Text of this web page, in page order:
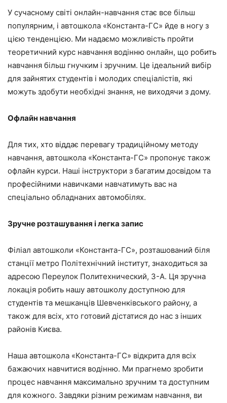
У сучасному світі онлайн-навчання стає все більш
популярним, і автошкола «Константа-ГС» йде в ногу з
цією тенденцією. Ми надаємо можливість пройти
теоретичний курс навчання водінню онлайн, що робить
навчання більш гнучким і зручним. Це ідеальний вибір
для зайнятих студентів і молодих спеціалістів, які
можуть здобути необхідні знання, не виходячи з дому.
Офлайн навчання
Для тих, хто віддає перевагу традиційному методу
навчання, автошкола «Константа-ГС» пропонує також
офлайн курси. Наші інструктори з багатим досвідом та
професійними навичками навчатимуть вас на
спеціально обладнаних автомобілях.
Зручне розташування і легка запис
Філіал автошколи «Константа-ГС», розташований біля
станції метро Політехнічний інститут, знаходиться за
адресою Переулок Политехнический, 3-А. Ця зручна
локація робить нашу автошколу доступною для
студентів та мешканців Шевченківського району, а
також для всіх, хто готовий дістатися до нас з інших
районів Києва.
Наша автошкола «Константа-ГС» відкрита для всіх
бажаючих навчитися водінню. Ми прагнемо зробити
процес навчання максимально зручним та доступним
для кожного. Завдяки різним режимам навчання, ви